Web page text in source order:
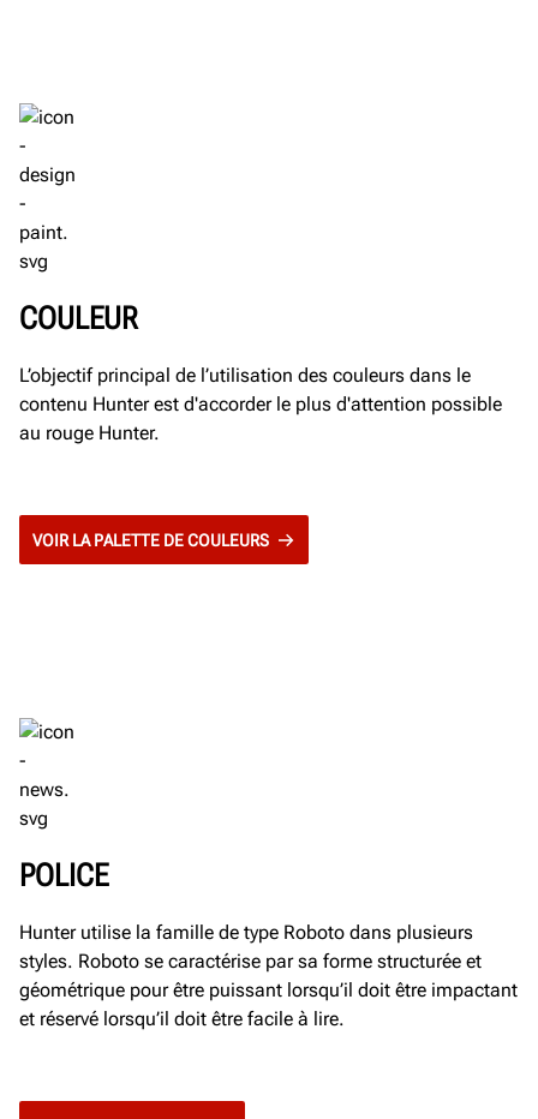
COULEUR
L’objectif principal de l’utilisation des couleurs dans le
contenu Hunter est d'accorder le plus d'attention possible
au rouge Hunter.
VOIR LA PALETTE DE COULEURS
POLICE
Hunter utilise la famille de type Roboto dans plusieurs
styles. Roboto se caractérise par sa forme structurée et
géométrique pour être puissant lorsqu’il doit être impactant
et réservé lorsqu’il doit être facile à lire.